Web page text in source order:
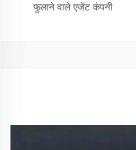
फुलाने वाले एजेंट कंपनी